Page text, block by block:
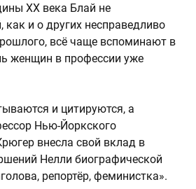
XX века Блай не
как и о других несправедливо
всё чаще вспоминают в
женщин в профессии уже
и цитируются, а
Нью-Йоркского
внесла свой вклад в
Нелли биографической
репортёр, феминистка».